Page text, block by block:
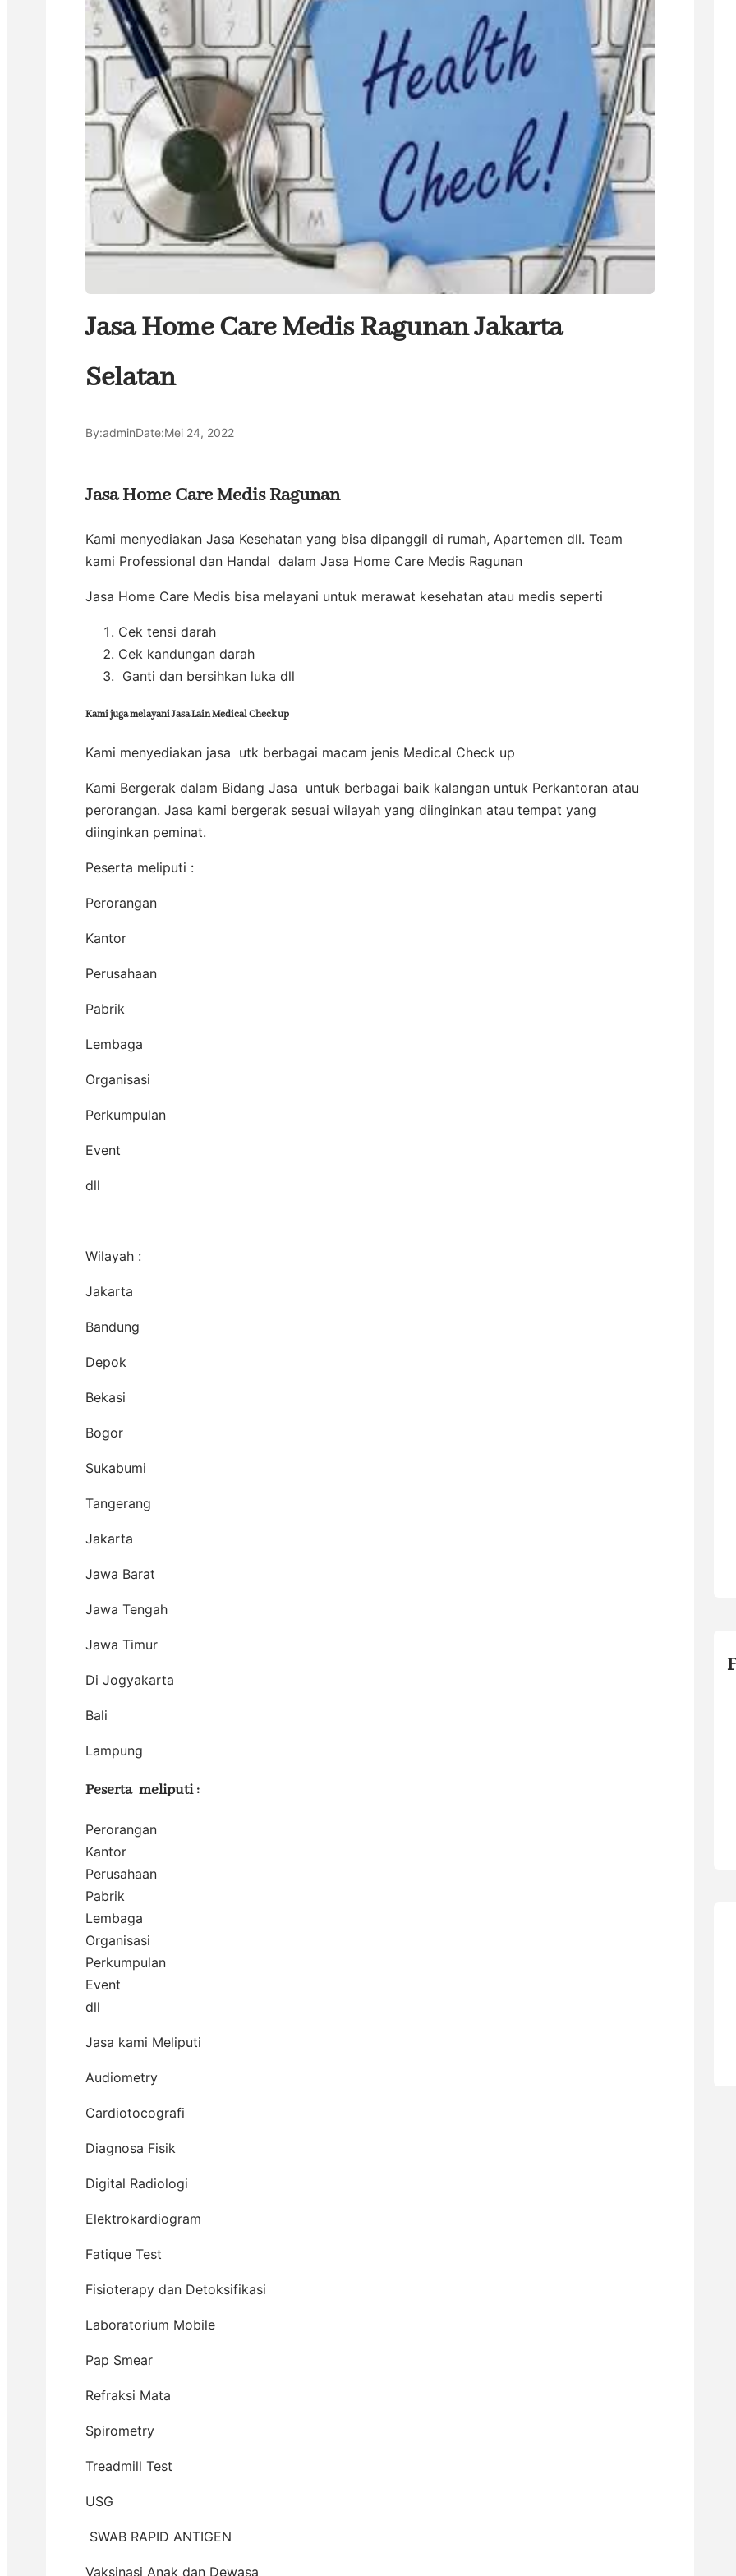
Jasa Home Care Medis Ragunan Jakarta
Selatan
By:adminDate:Mei 24, 2022
Jasa Home Care Medis Ragunan
Kami menyediakan Jasa Kesehatan yang bisa dipanggil di rumah, Apartemen dll. Team
kami Professional dan Handal dalam Jasa Home Care Medis Ragunan
Jasa Home Care Medis bisa melayani untuk merawat kesehatan atau medis seperti
Cek tensi darah
Cek kandungan darah
Ganti dan bersihkan luka dll
Kami juga melayani Jasa Lain Medical Check up
Kami menyediakan jasa utk berbagai macam jenis Medical Check up
Kami Bergerak dalam Bidang Jasa untuk berbagai baik kalangan untuk Perkantoran atau
perorangan. Jasa kami bergerak sesuai wilayah yang diinginkan atau tempat yang
diinginkan peminat.
Peserta meliputi :
Perorangan
Kantor
Perusahaan
Pabrik
Lembaga
Organisasi
Perkumpulan
Event
dll
Wilayah :
Jakarta
Bandung
Depok
Bekasi
Bogor
Sukabumi
Tangerang
Jakarta
Jawa Barat
Jawa Tengah
Jawa Timur
Di Jogyakarta
Bali
Lampung
Peserta meliputi :
Perorangan
Kantor
Perusahaan
Pabrik
Lembaga
Organisasi
Perkumpulan
Event
dll
Jasa kami Meliputi
Audiometry
Cardiotocografi
Diagnosa Fisik
Digital Radiologi
Elektrokardiogram
Fatique Test
Fisioterapy dan Detoksifikasi
Laboratorium Mobile
Pap Smear
Refraksi Mata
Spirometry
Treadmill Test
USG
SWAB RAPID ANTIGEN
Vaksinasi Anak dan Dewasa